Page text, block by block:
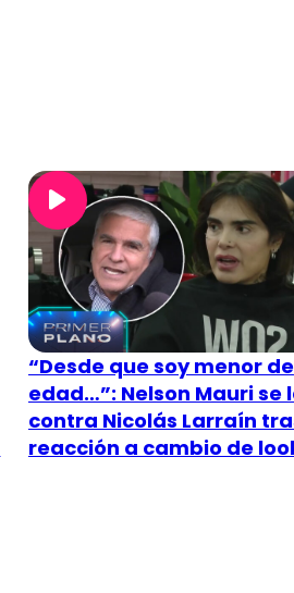
“Desde que soy menor de
edad…”: Nelson Mauri se
contra Nicolás Larraín
reacción a cambio de